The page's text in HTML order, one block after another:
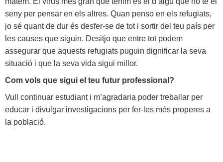
seny per pensar en els altres. Quan penso en els refugiats,
jo sé quant de dur és desfer-se de tot i sortir del teu país per
les causes que siguin. Desitjo que entre tot podem
assegurar que aquests refugiats puguin dignificar la seva
situació i que la seva vida sigui millor.
Com vols que sigui el teu futur professional?
Vull continuar estudiant i m’agradaria poder treballar per
educar i divulgar investigacions per fer-les més properes a
la població.